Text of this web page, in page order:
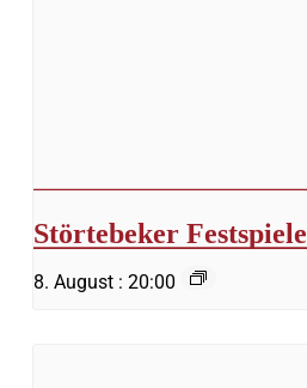
Störtebeker Festspiele
8. August : 20:00